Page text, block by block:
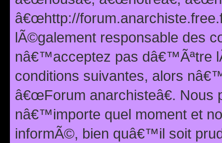
â€œhttp://
lÃ©galement responsable des
nâ€™acceptez pas dâ€™Ãªtre
conditions suivantes, alors
â€œForum anarchisteâ€.
nâ€™importe quel moment et
informÃ©, bien quâ€™il soit